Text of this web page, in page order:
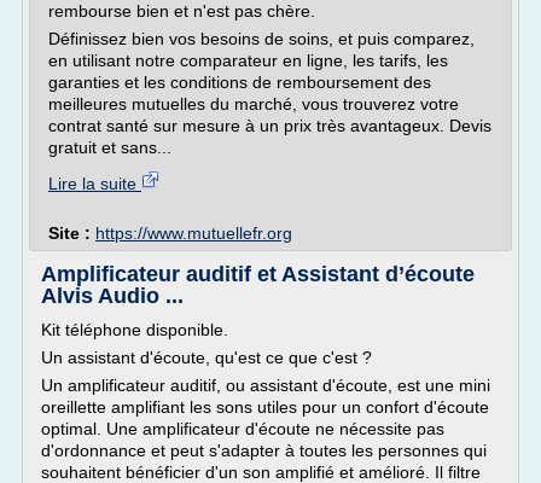
rembourse bien et n'est pas chère.
Définissez bien vos besoins de soins, et puis comparez,
en utilisant notre comparateur en ligne, les tarifs, les
garanties et les conditions de remboursement des
meilleures mutuelles du marché, vous trouverez votre
contrat santé sur mesure à un prix très avantageux. Devis
gratuit et sans...
Lire la suite
Site : https://www.mutuellefr.org
Amplificateur auditif et Assistant d’écoute
Alvis Audio ...
Kit téléphone disponible.
Un assistant d'écoute, qu'est ce que c'est ?
Un amplificateur auditif, ou assistant d'écoute, est une mini
oreillette amplifiant les sons utiles pour un confort d'écoute
optimal. Une amplificateur d'écoute ne nécessite pas
d'ordonnance et peut s'adapter à toutes les personnes qui
souhaitent bénéficier d'un son amplifié et amélioré. Il filtre